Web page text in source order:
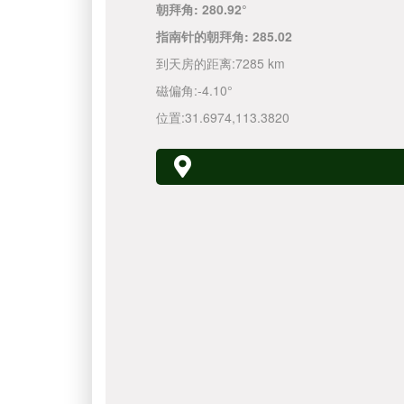
朝拜角: 280.92°
指南针的朝拜角: 285.02
到天房的距离:7285 km
磁偏角:-4.10°
位置:31.6974,113.3820